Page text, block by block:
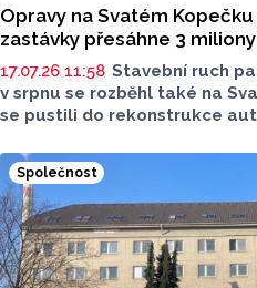
Opravy na Svatém
zastávky přesáhne 3 miliony
17.07.26 11:58 Stavební ruch
v srpnu se rozběhl také na
se pustili do rekonstrukce
je oprava chodníku, dlažby
varovných a signálních
srpna, hotovo bude na konci
Společnost